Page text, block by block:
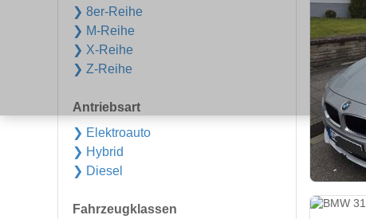
❯ 8er-Reihe
❯ M-Reihe
❯ X-Reihe
❯ Z-Reihe
Antriebsart
❯ Elektroauto
❯ Hybrid
❯ Diesel
Fahrzeugklassen